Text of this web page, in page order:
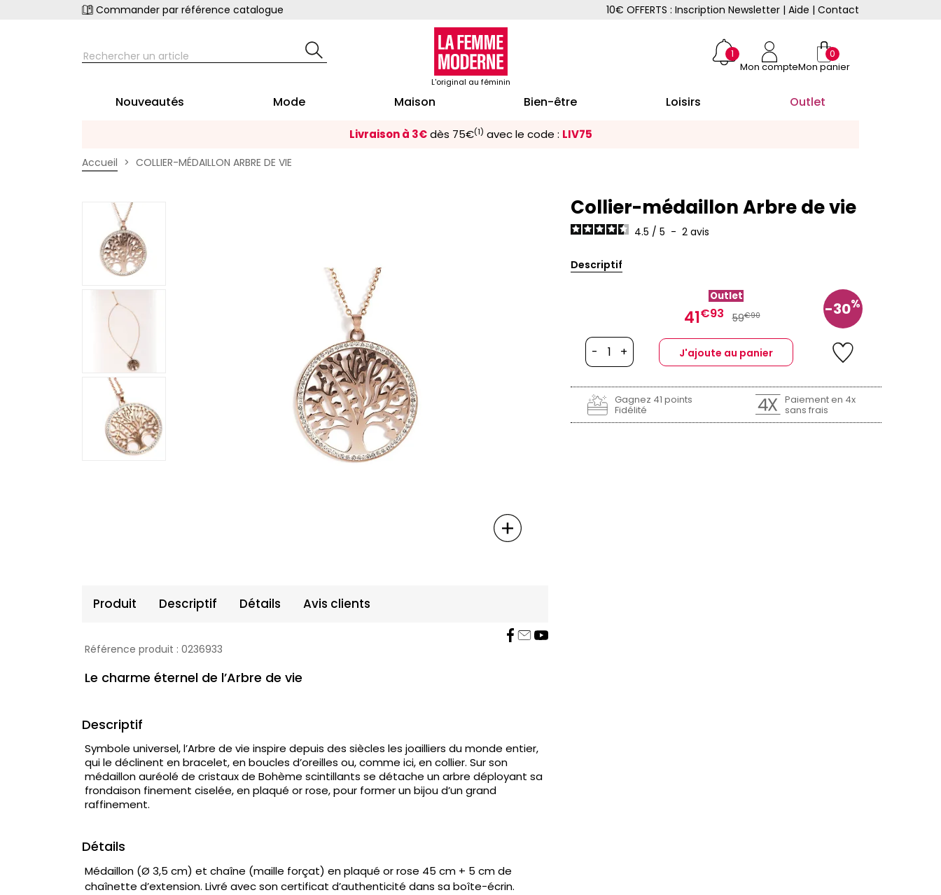
Commander par référence catalogue 10€ OFFERTS : Inscription Newsletter | Aide | Contact
L'original au féminin
1
Mon compteMon panier
0
Nouveautés Mode Maison Bien-être Loisirs Outlet
Livraison à 3€ dès 75€(1) avec le code : LIV75
Accueil COLLIER-MÉDAILLON ARBRE DE VIE
Collier-médaillon Arbre de vie
4.5 / 5 - 2 avis
Descriptif
Outlet
41€93 59€90 -30%
- + J'ajoute au panier
Gagnez 41 points
Fidélité
Paiement en 4x
sans frais
Produit Descriptif Détails Avis clients
Référence produit : 0236933
Le charme éternel de l’Arbre de vie
Descriptif
Symbole universel, l’Arbre de vie inspire depuis des siècles les joailliers du monde entier,
qui le déclinent en bracelet, en boucles d’oreilles ou, comme ici, en collier. Sur son
médaillon auréolé de cristaux de Bohème scintillants se détache un arbre déployant sa
frondaison finement ciselée, en plaqué or rose, pour former un bijou d’un grand
raffinement.
Détails
Médaillon (Ø 3,5 cm) et chaîne (maille forçat) en plaqué or rose 45 cm + 5 cm de
chaînette d’extension. Livré avec son certificat d’authenticité dans sa boîte-écrin.